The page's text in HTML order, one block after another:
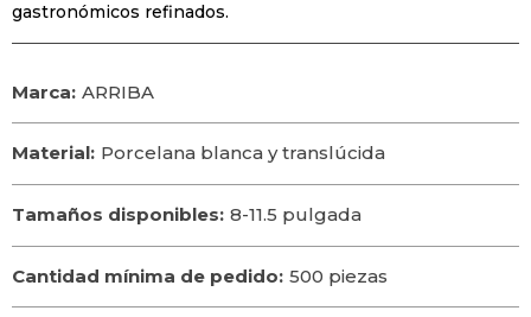
gastronómicos refinados.
Marca: ARRIBA
Material: Porcelana blanca y translúcida
Tamaños disponibles: 8-11.5 pulgada
Cantidad mínima de pedido: 500 piezas